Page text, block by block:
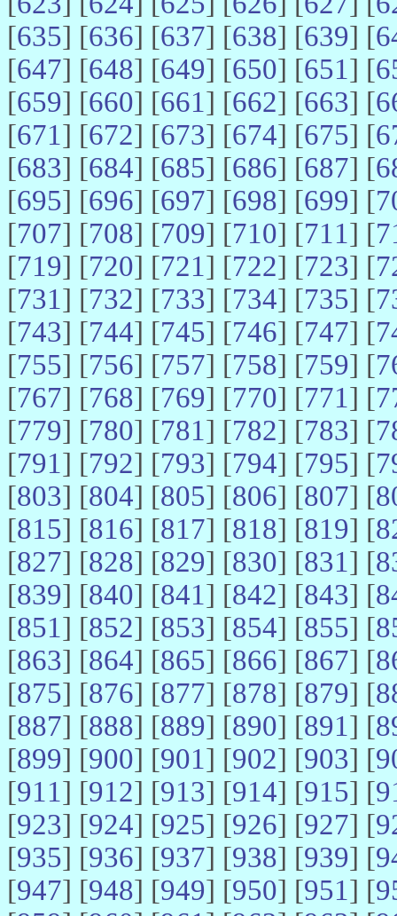
[635] [636] [637] [638] [639] [
[647] [648] [649] [650] [651] [
[659] [660] [661] [662] [663] [
[671] [672] [673] [674] [675] [
[683] [684] [685] [686] [687] [
[695] [696] [697] [698] [699] [
[707] [708] [709] [710] [711] [
[719] [720] [721] [722] [723] [
[731] [732] [733] [734] [735] [
[743] [744] [745] [746] [747] [
[755] [756] [757] [758] [759] [
[767] [768] [769] [770] [771] [
[779] [780] [781] [782] [783] [
[791] [792] [793] [794] [795] [
[803] [804] [805] [806] [807] [
[815] [816] [817] [818] [819] [
[827] [828] [829] [830] [831] [
[839] [840] [841] [842] [843] [
[851] [852] [853] [854] [855] [
[863] [864] [865] [866] [867] [
[875] [876] [877] [878] [879] [
[887] [888] [889] [890] [891] [
[899] [900] [901] [902] [903] [
[911] [912] [913] [914] [915] [
[923] [924] [925] [926] [927] [
[935] [936] [937] [938] [939] [
[947] [948] [949] [950] [951] [